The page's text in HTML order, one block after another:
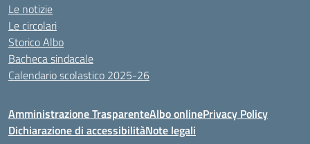
Le notizie
Le circolari
Storico Albo
Bacheca sindacale
Calendario scolastico 2025-26
Amministrazione TrasparenteAlbo onlinePrivacy Policy
Dichiarazione di accessibilitàNote legali